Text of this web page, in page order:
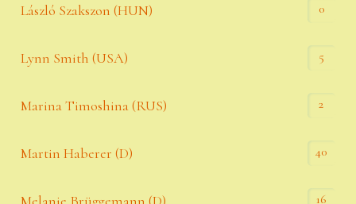
László Szakszon (HUN) 0
Lynn Smith (USA) 5
Marina Timoshina (RUS) 2
Martin Haberer (D) 40
16